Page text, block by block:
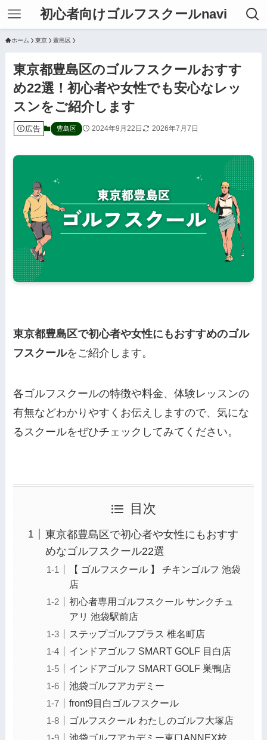
初心者向けゴルフスクールnavi
ホーム 東京 豊島区
東京都豊島区のゴルフスクールおすす
め22選！初心者や女性でも安心なレッ
スンをご紹介します
広告 豊島区 2024年9月22日 2026年7月7日
東京都豊島区で初心者や女性にもおすすめのゴル
フスクールをご紹介します。
各ゴルフスクールの特徴や料金、体験レッスンの
有無などわかりやすくお伝えしますので、気にな
るスクールをぜひチェックしてみてください。
目次
東京都豊島区で初心者や女性にもおすす
めなゴルフスクール22選
【 ゴルフスクール 】 チキンゴルフ 池袋
店
初心者専用ゴルフスクール サンクチュ
アリ 池袋駅前店
ステップゴルフプラス 椎名町店
インドアゴルフ SMART GOLF 目白店
インドアゴルフ SMART GOLF 巣鴨店
池袋ゴルフアカデミー
front9目白ゴルフスクール
ゴルフスクール わたしのゴルフ大塚店
池袋ゴルフアカデミー東口ANNEX校